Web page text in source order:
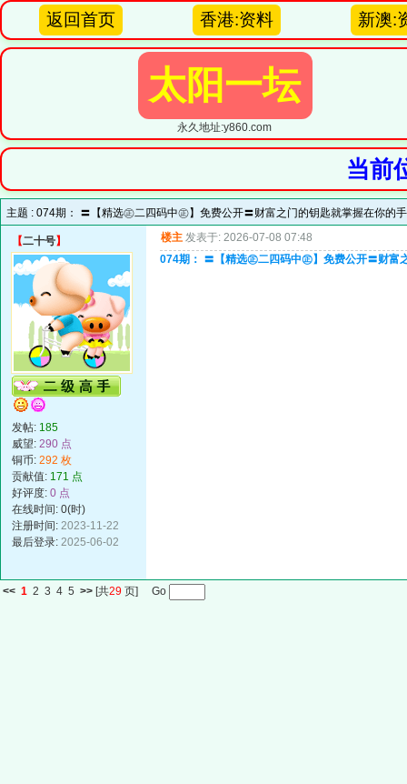
返回首页 香港:资料 新澳:
太阳一坛
永久地址:y860.com
当前
主题 : 074期： 〓【精选㊣二四码中㊣】免费公开〓财富之门的钥匙就掌握在你的
【二十号】
发帖: 185
威望: 290 点
铜币: 292 枚
贡献值: 171 点
好评度: 0 点
在线时间: 0(时)
注册时间: 2023-11-22
最后登录: 2025-06-02
楼主 发表于: 2026-07-08 07:48
074期： 〓【精选㊣二四码中㊣】免费公开〓财富
<< 1 2 3 4 5 >> [共29 页] Go